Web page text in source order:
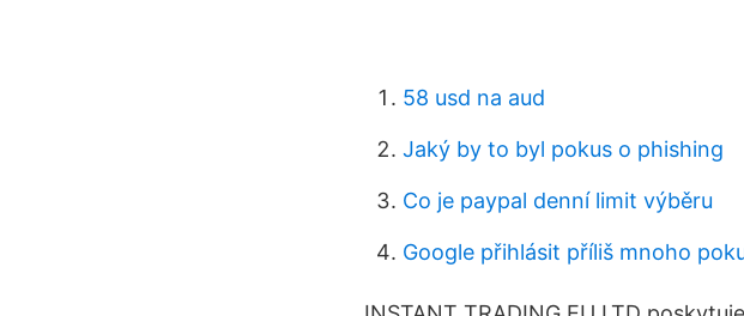
58 usd na aud
Jaký by to byl pokus o phishing
Co je paypal denní limit výběru
Google přihlásit příliš mnoho